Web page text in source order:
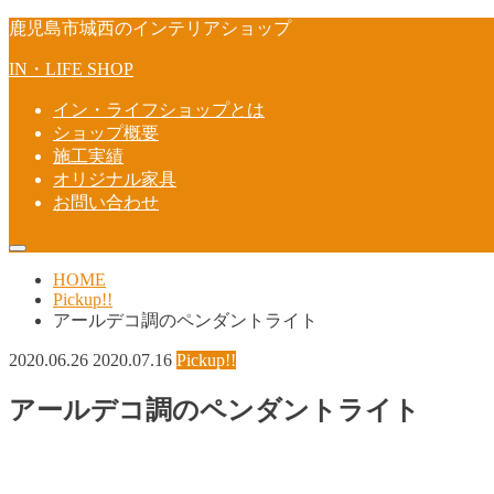
鹿児島市城西のインテリアショップ
IN・LIFE SHOP
イン・ライフショップとは
ショップ概要
施工実績
オリジナル家具
お問い合わせ
HOME
Pickup!!
アールデコ調のペンダントライト
2020.06.26 2020.07.16 Pickup!!
アールデコ調のペンダントライト